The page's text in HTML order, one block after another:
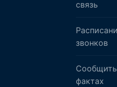
связь
звонков
фактах